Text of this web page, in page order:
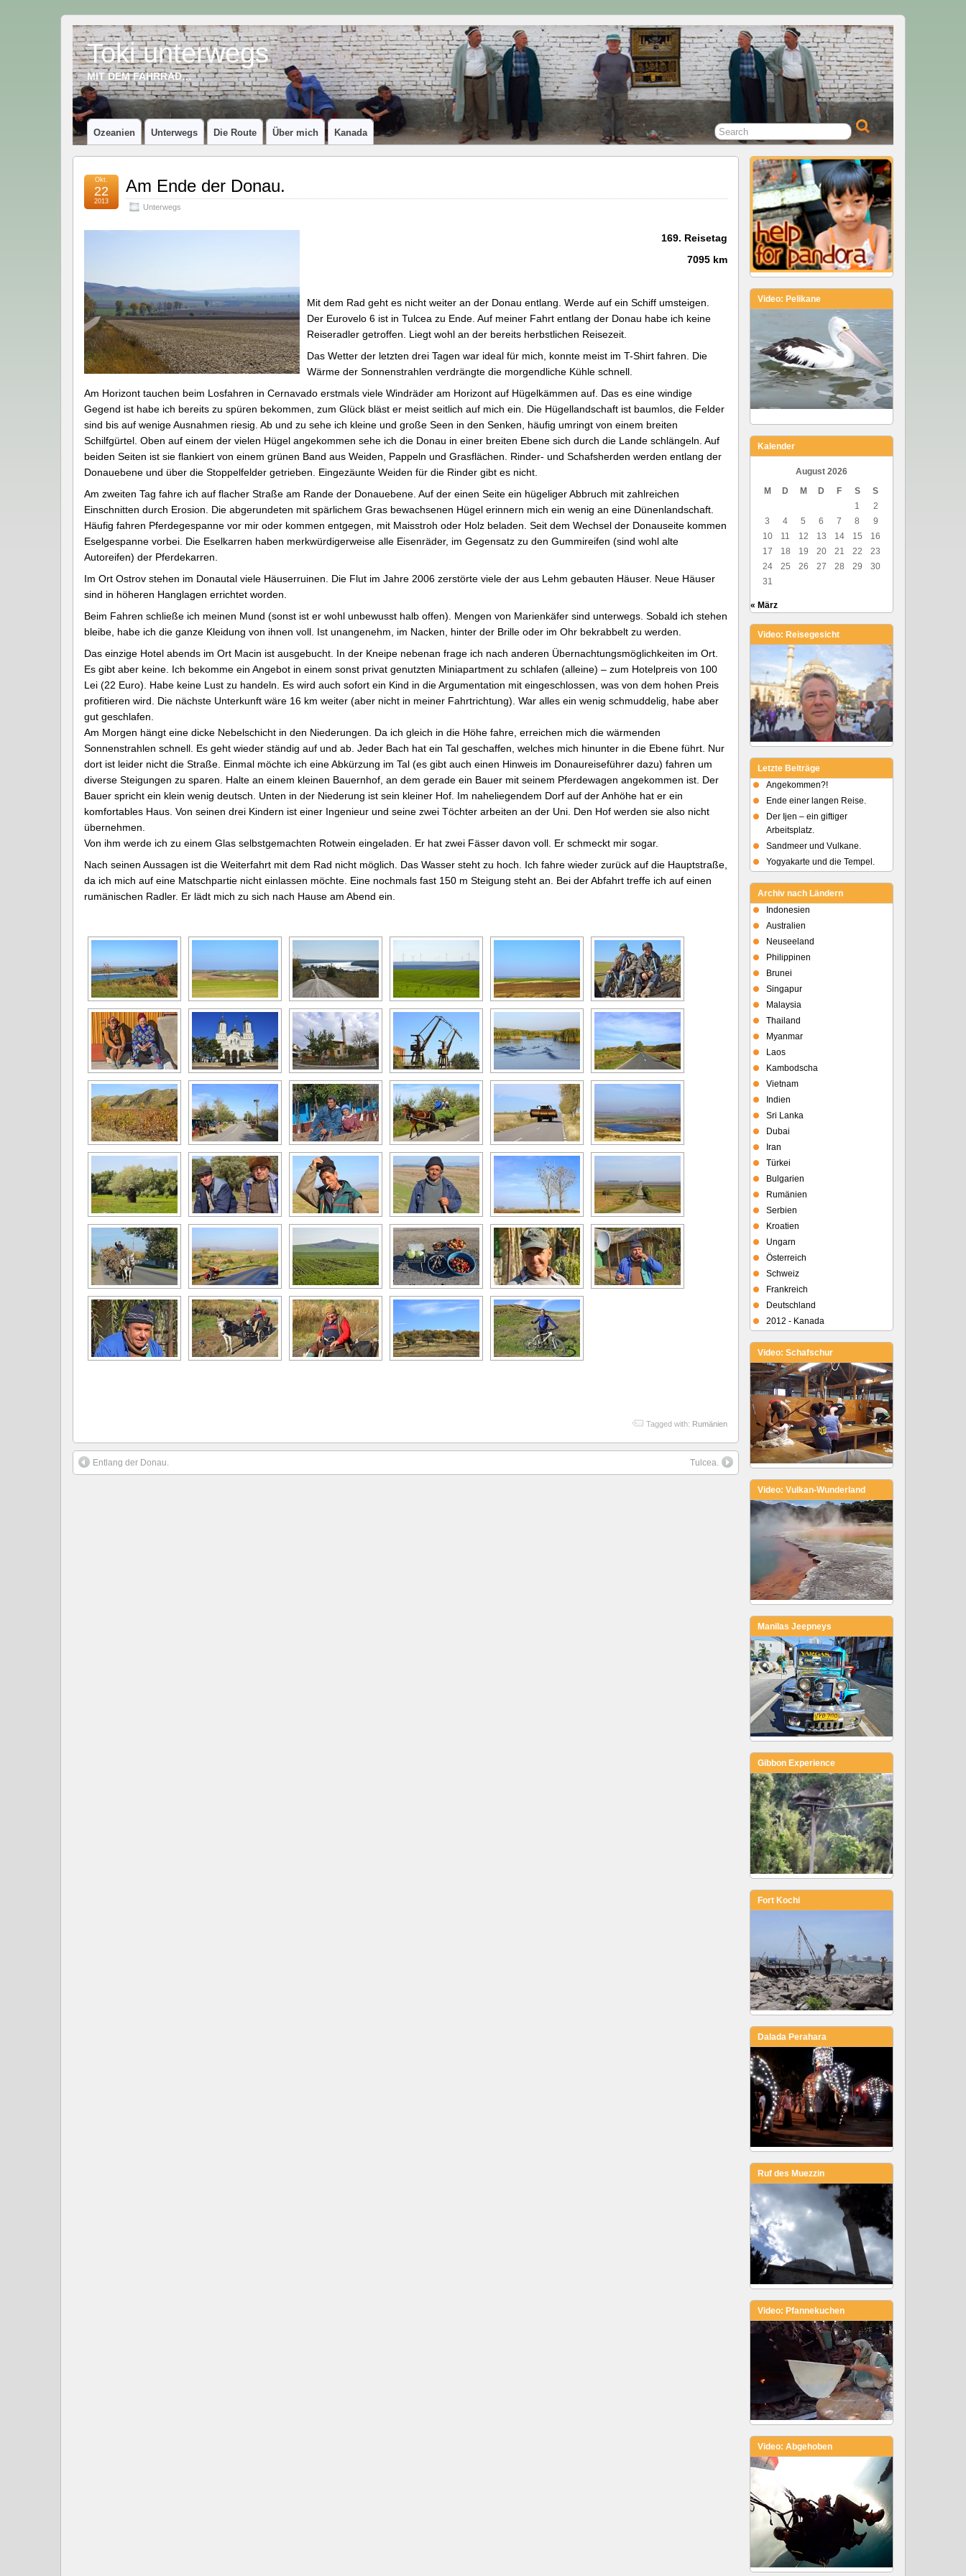
Toki unterwegs
MIT DEM FAHRRAD…
Ozeanien Unterwegs Die Route Über mich Kanada
Am Ende der Donau.
Unterwegs
Okt.
22
2013
169. Reisetag
7095 km
Mit dem Rad geht es nicht weiter an der Donau entlang. Werde auf ein Schiff umsteigen.
Der Eurovelo 6 ist in Tulcea zu Ende. Auf meiner Fahrt entlang der Donau habe ich keine
Reiseradler getroffen. Liegt wohl an der bereits herbstlichen Reisezeit.
Das Wetter der letzten drei Tagen war ideal für mich, konnte meist im T-Shirt fahren. Die
Wärme der Sonnenstrahlen verdrängte die morgendliche Kühle schnell.
Am Horizont tauchen beim Losfahren in Cernavado erstmals viele Windräder am Horizont auf Hügelkämmen auf. Das es eine windige
Gegend ist habe ich bereits zu spüren bekommen, zum Glück bläst er meist seitlich auf mich ein. Die Hügellandschaft ist baumlos, die Felder
sind bis auf wenige Ausnahmen riesig. Ab und zu sehe ich kleine und große Seen in den Senken, häufig umringt von einem breiten
Schilfgürtel. Oben auf einem der vielen Hügel angekommen sehe ich die Donau in einer breiten Ebene sich durch die Lande schlängeln. Auf
beiden Seiten ist sie flankiert von einem grünen Band aus Weiden, Pappeln und Grasflächen. Rinder- und Schafsherden werden entlang der
Donauebene und über die Stoppelfelder getrieben. Eingezäunte Weiden für die Rinder gibt es nicht.
Am zweiten Tag fahre ich auf flacher Straße am Rande der Donauebene. Auf der einen Seite ein hügeliger Abbruch mit zahlreichen
Einschnitten durch Erosion. Die abgerundeten mit spärlichem Gras bewachsenen Hügel erinnern mich ein wenig an eine Dünenlandschaft.
Häufig fahren Pferdegespanne vor mir oder kommen entgegen, mit Maisstroh oder Holz beladen. Seit dem Wechsel der Donauseite kommen
Eselgespanne vorbei. Die Eselkarren haben merkwürdigerweise alle Eisenräder, im Gegensatz zu den Gummireifen (sind wohl alte
Autoreifen) der Pferdekarren.
Im Ort Ostrov stehen im Donautal viele Häuserruinen. Die Flut im Jahre 2006 zerstörte viele der aus Lehm gebauten Häuser. Neue Häuser
sind in höheren Hanglagen errichtet worden.
Beim Fahren schließe ich meinen Mund (sonst ist er wohl unbewusst halb offen). Mengen von Marienkäfer sind unterwegs. Sobald ich stehen
bleibe, habe ich die ganze Kleidung von ihnen voll. Ist unangenehm, im Nacken, hinter der Brille oder im Ohr bekrabbelt zu werden.
Das einzige Hotel abends im Ort Macin ist ausgebucht. In der Kneipe nebenan frage ich nach anderen Übernachtungsmöglichkeiten im Ort.
Es gibt aber keine. Ich bekomme ein Angebot in einem sonst privat genutzten Miniapartment zu schlafen (alleine) – zum Hotelpreis von 100
Lei (22 Euro). Habe keine Lust zu handeln. Es wird auch sofort ein Kind in die Argumentation mit eingeschlossen, was von dem hohen Preis
profitieren wird. Die nächste Unterkunft wäre 16 km weiter (aber nicht in meiner Fahrtrichtung). War alles ein wenig schmuddelig, habe aber
gut geschlafen.
Am Morgen hängt eine dicke Nebelschicht in den Niederungen. Da ich gleich in die Höhe fahre, erreichen mich die wärmenden
Sonnenstrahlen schnell. Es geht wieder ständig auf und ab. Jeder Bach hat ein Tal geschaffen, welches mich hinunter in die Ebene führt. Nur
dort ist leider nicht die Straße. Einmal möchte ich eine Abkürzung im Tal (es gibt auch einen Hinweis im Donaureiseführer dazu) fahren um
diverse Steigungen zu sparen. Halte an einem kleinen Bauernhof, an dem gerade ein Bauer mit seinem Pferdewagen angekommen ist. Der
Bauer spricht ein klein wenig deutsch. Unten in der Niederung ist sein kleiner Hof. Im naheliegendem Dorf auf der Anhöhe hat er ein
komfortables Haus. Von seinen drei Kindern ist einer Ingenieur und seine zwei Töchter arbeiten an der Uni. Den Hof werden sie also nicht
übernehmen.
Von ihm werde ich zu einem Glas selbstgemachten Rotwein eingeladen. Er hat zwei Fässer davon voll. Er schmeckt mir sogar.
Nach seinen Aussagen ist die Weiterfahrt mit dem Rad nicht möglich. Das Wasser steht zu hoch. Ich fahre wieder zurück auf die Hauptstraße,
da ich mich auf eine Matschpartie nicht einlassen möchte. Eine nochmals fast 150 m Steigung steht an. Bei der Abfahrt treffe ich auf einen
rumänischen Radler. Er lädt mich zu sich nach Hause am Abend ein.
Tagged with: Rumänien
Entlang der Donau. Tulcea.
Video: Pelikane
Kalender
August 2026
M
D M D F S
S
1
2
3
4 5 6 7 8
9
10
11 12 13 14 15
16
17
18 19 20 21 22
23
24
25 26 27 28 29
30
31
« März
Video: Reisegesicht
Letzte Beiträge
Angekommen?!
Ende einer langen Reise.
Der Ijen – ein giftiger
Arbeitsplatz.
Sandmeer und Vulkane.
Yogyakarte und die Tempel.
Archiv nach Ländern
Indonesien
Australien
Neuseeland
Philippinen
Brunei
Singapur
Malaysia
Thailand
Myanmar
Laos
Kambodscha
Vietnam
Indien
Sri Lanka
Dubai
Iran
Türkei
Bulgarien
Rumänien
Serbien
Kroatien
Ungarn
Österreich
Schweiz
Frankreich
Deutschland
2012 - Kanada
Video: Schafschur
Video: Vulkan-Wunderland
Manilas Jeepneys
Gibbon Experience
Fort Kochi
Dalada Perahara
Ruf des Muezzin
Video: Pfannekuchen
Video: Abgehoben